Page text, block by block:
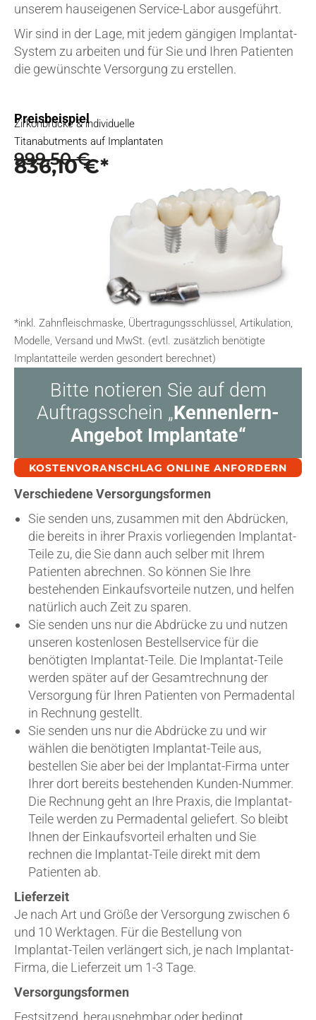
unserem hauseigenen Service-Labor ausgeführt.
Wir sind in der Lage, mit jedem gängigen Implantat-
System zu arbeiten und für Sie und Ihren Patienten
die gewünschte Versorgung zu erstellen.
Preisbeispiel
Zirkonbrücke & individuelle
Titanabutments auf Implantaten
999,50 €
836,10 €*
*inkl. Zahnfleischmaske, Übertragungsschlüssel, Artikulation,
Modelle, Versand und MwSt. (evtl. zusätzlich benötigte
Implantatteile werden gesondert berechnet)
Bitte notieren Sie auf dem
Auftragsschein „Kennenlern-
Angebot Implantate“
KOSTENVORANSCHLAG ONLINE ANFORDERN
Verschiedene Versorgungsformen
Sie senden uns, zusammen mit den Abdrücken,
die bereits in ihrer Praxis vorliegenden Implantat-
Teile zu, die Sie dann auch selber mit Ihrem
Patienten abrechnen. So können Sie Ihre
bestehenden Einkaufsvorteile nutzen, und helfen
natürlich auch Zeit zu sparen.
Sie senden uns nur die Abdrücke zu und nutzen
unseren kostenlosen Bestellservice für die
benötigten Implantat-Teile. Die Implantat-Teile
werden später auf der Gesamtrechnung der
Versorgung für Ihren Patienten von Permadental
in Rechnung gestellt.
Sie senden uns nur die Abdrücke zu und wir
wählen die benötigten Implantat-Teile aus,
bestellen Sie aber bei der Implantat-Firma unter
Ihrer dort bereits bestehenden Kunden-Nummer.
Die Rechnung geht an Ihre Praxis, die Implantat-
Teile werden zu Permadental geliefert. So bleibt
Ihnen der Einkaufsvorteil erhalten und Sie
rechnen die Implantat-Teile direkt mit dem
Patienten ab.
Lieferzeit
Je nach Art und Größe der Versorgung zwischen 6
und 10 Werktagen. Für die Bestellung von
Implantat-Teilen verlängert sich, je nach Implantat-
Firma, die Lieferzeit um 1-3 Tage.
Versorgungsformen
Festsitzend, herausnehmbar oder bedingt